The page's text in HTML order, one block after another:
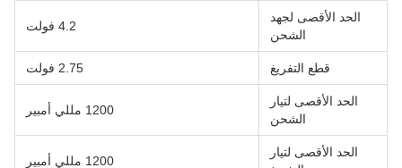
الحد الأقصى لجهد
الشحن
4.2 فولت
قطع التفريغ 2.75 فولت
الحد الأقصى لتيار
الشحن
1200 مللي أمبير
الحد الأقصى لتيار
1200 مللي أمبير